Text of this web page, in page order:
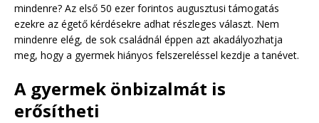
mindenre? Az első 50 ezer forintos augusztusi támogatás
ezekre az égető kérdésekre adhat részleges választ. Nem
mindenre elég, de sok családnál éppen azt akadályozhatja
meg, hogy a gyermek hiányos felszereléssel kezdje a tanévet.
A gyermek önbizalmát is
erősítheti